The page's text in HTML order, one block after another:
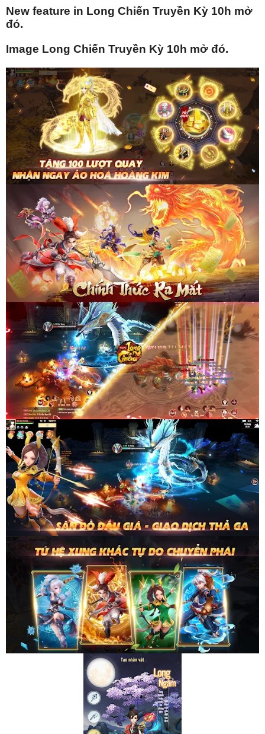
New feature in Long Chiến Truyền Kỳ 10h mở
đó.
Image Long Chiến Truyền Kỳ 10h mở đó.